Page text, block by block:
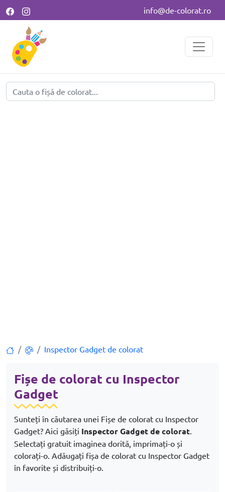
info@de-colorat.ro
Inspector Gadget de colorat
Fișe de colorat cu Inspector
Gadget
Sunteți în căutarea unei Fișe de colorat cu Inspector
Gadget? Aici găsiți Inspector Gadget de colorat.
Selectați gratuit imaginea dorită, imprimați-o și
colorați-o. Adăugați fișa de colorat cu Inspector Gadget
în favorite și distribuiți-o.